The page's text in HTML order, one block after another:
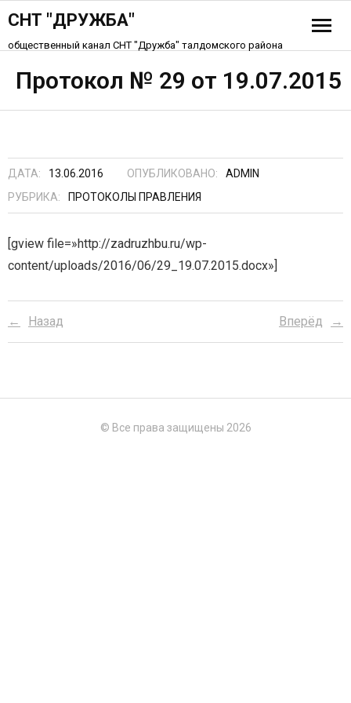
СНТ "ДРУЖБА"
общественный канал СНТ "Дружба" талдомского района
Схема СНТ «Дружба»
Протокол № 29 от 19.07.2015
ДАТА: 13.06.2016 ОПУБЛИКОВАНО:
ADMIN
РУБРИКА:
ПРОТОКОЛЫ ПРАВЛЕНИЯ
[gview file=»http://zadruzhbu.ru/wp-
content/uploads/2016/06/29_19.07.2015.docx»]
Назад Вперёд
© Все права защищены 2026